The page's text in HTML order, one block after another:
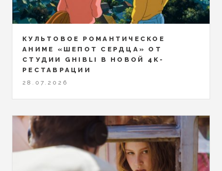
КУЛЬТОВОЕ РОМАНТИЧЕСКОЕ
АНИМЕ «ШЕПОТ СЕРДЦА» ОТ
СТУДИИ GHIBLI В НОВОЙ 4K-
РЕСТАВРАЦИИ
28.07.2026